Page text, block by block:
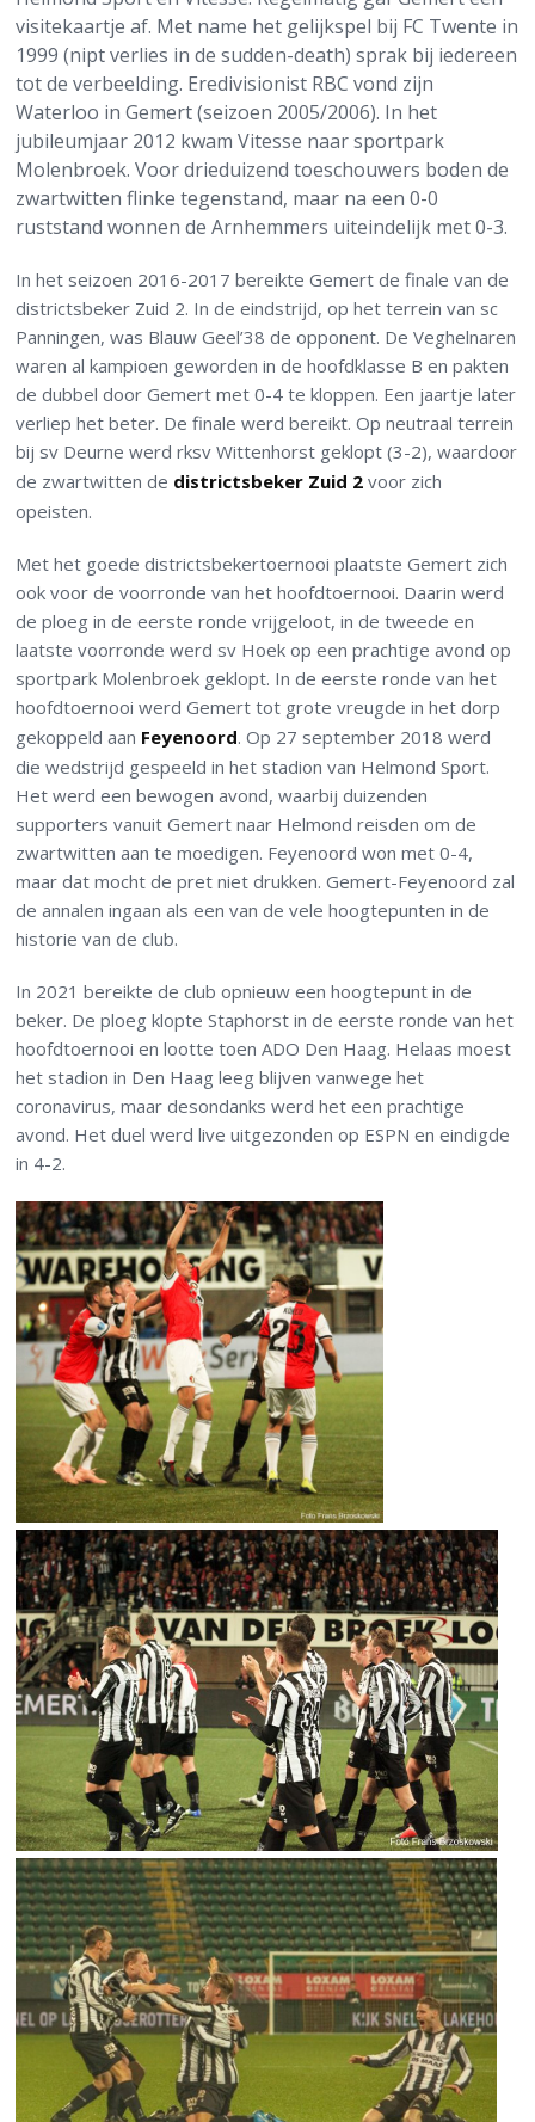
visitekaartje af. Met name het gelijkspel bij FC Twente in
1999 (nipt verlies in de sudden-death) sprak bij iedereen
tot de verbeelding. Eredivisionist RBC vond zijn
Waterloo in Gemert (seizoen 2005/2006). In het
jubileumjaar 2012 kwam Vitesse naar sportpark
Molenbroek. Voor drieduizend toeschouwers boden de
zwartwitten flinke tegenstand, maar na een 0-0
ruststand wonnen de Arnhemmers uiteindelijk met 0-3.
In het seizoen 2016-2017 bereikte Gemert de finale van de
districtsbeker Zuid 2. In de eindstrijd, op het terrein van sc
Panningen, was Blauw Geel’38 de opponent. De Veghelnaren
waren al kampioen geworden in de hoofdklasse B en pakten
de dubbel door Gemert met 0-4 te kloppen. Een jaartje later
verliep het beter. De finale werd bereikt. Op neutraal terrein
bij sv Deurne werd rksv Wittenhorst geklopt (3-2), waardoor
de zwartwitten de districtsbeker Zuid 2 voor zich
opeisten.
Met het goede districtsbekertoernooi plaatste Gemert zich
ook voor de voorronde van het hoofdtoernooi. Daarin werd
de ploeg in de eerste ronde vrijgeloot, in de tweede en
laatste voorronde werd sv Hoek op een prachtige avond op
sportpark Molenbroek geklopt. In de eerste ronde van het
hoofdtoernooi werd Gemert tot grote vreugde in het dorp
gekoppeld aan Feyenoord. Op 27 september 2018 werd
die wedstrijd gespeeld in het stadion van Helmond Sport.
Het werd een bewogen avond, waarbij duizenden
supporters vanuit Gemert naar Helmond reisden om de
zwartwitten aan te moedigen. Feyenoord won met 0-4,
maar dat mocht de pret niet drukken. Gemert-Feyenoord zal
de annalen ingaan als een van de vele hoogtepunten in de
historie van de club.
In 2021 bereikte de club opnieuw een hoogtepunt in de
beker. De ploeg klopte Staphorst in de eerste ronde van het
hoofdtoernooi en lootte toen ADO Den Haag. Helaas moest
het stadion in Den Haag leeg blijven vanwege het
coronavirus, maar desondanks werd het een prachtige
avond. Het duel werd live uitgezonden op ESPN en eindigde
in 4-2.